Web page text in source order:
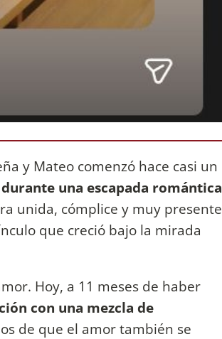
y Mateo comenzó hace casi un
una escapada romántica
unida, cómplice y muy presente
que creció bajo la mirada
Hoy, a 11 meses de haber
con una mezcla de
de que el amor también se